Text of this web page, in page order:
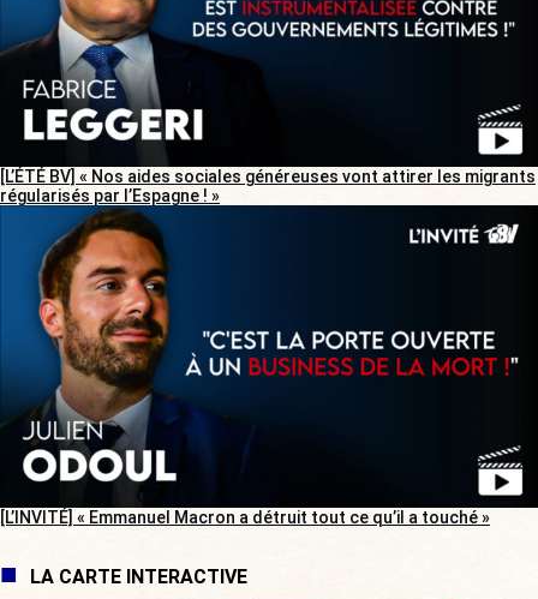
[L’ÉTÉ BV] « Nos aides sociales généreuses vont attirer les migrants
régularisés par l’Espagne ! »
[L’INVITÉ] « Emmanuel Macron a détruit tout ce qu’il a touché »
LA CARTE INTERACTIVE